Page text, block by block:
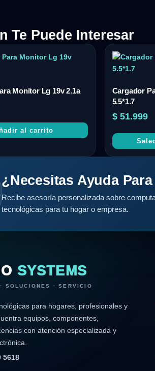
Te Puede Interesar
Monitor Lg 19v 2.1a
al carrito
Cargador
5.5*1.7
$51.999
¿Necesitas Ayuda
Recibe asesoría personalizada sobre
tecnológicas para tu hogar o empresa.
SYSTEMS
SOLUCIONES · SERVICIO
para hogares, profesionales y
equipos, componentes,
con atención especializada y
5618